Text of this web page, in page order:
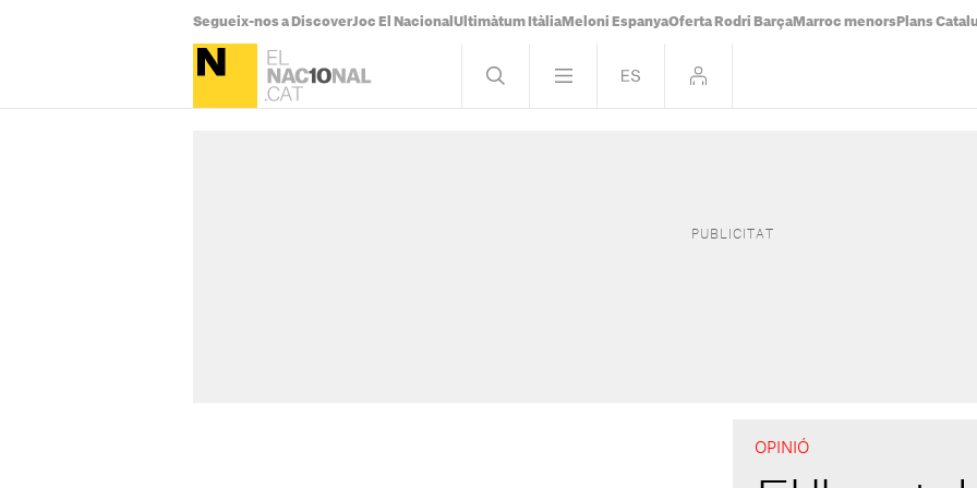
Segueix-nos a DiscoverJoc El Nacional Ultimàtum Itàlia Meloni EspanyaOferta Rodri Barça Marroc menors Plans
OPINIÓ